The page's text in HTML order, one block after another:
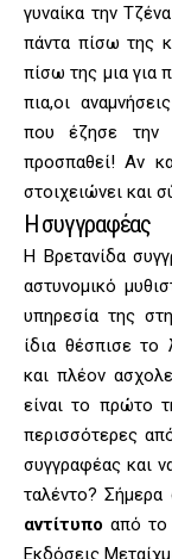
γυναίκα την
πάντα πίσω της
πίσω της μια για
πια,οι
που έζησε την
προσπαθεί! Αν
στοιχειώνει και
Η συγγραφέας
Η Βρετανίδα
αστυνομικό
υπηρεσία της
ίδια θέσπισε το
και πλέον
είναι το πρώτο
περισσότερες
συγγραφέας και
ταλέντο? Σήμερα
αντίτυπο από το
Εκδόσεις